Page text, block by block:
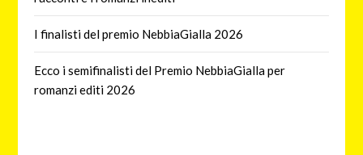
I finalisti del premio NebbiaGialla 2026
Ecco i semifinalisti del Premio NebbiaGialla per
romanzi editi 2026